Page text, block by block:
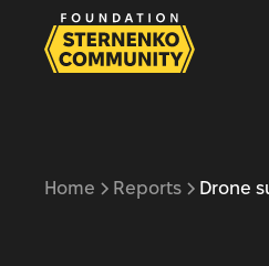
Home Reports Drone